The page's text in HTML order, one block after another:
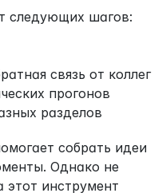
следующих шагов:
связь от коллег
прогонов
разделов
собрать идеи
Однако не
этот инструмент